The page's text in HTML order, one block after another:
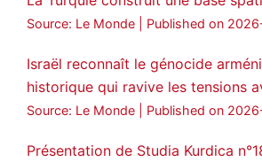
Source: Le Monde Published on
Israël reconnaît le génocide
historique qui ravive les tensions
Source: Le Monde Published on
Présentation de Studia Kurdica